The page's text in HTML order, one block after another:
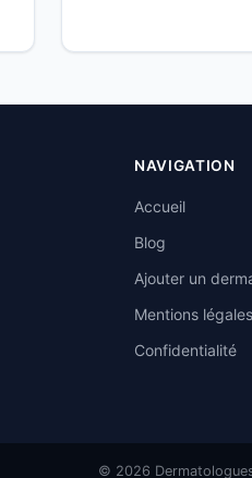
NAVIGATION
Accueil
Blog
Ajouter un
Mentions légales
Confidentialité
© 2026